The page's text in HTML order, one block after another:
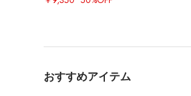
おすすめアイテム